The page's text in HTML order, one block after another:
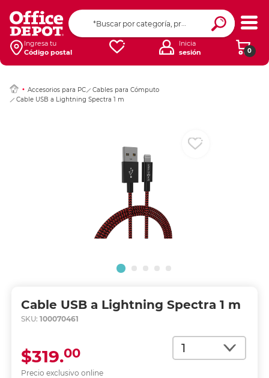
Ingresa tu
Código postal
0
Inicia
sesión
Accesorios para PC
Cables para Cómputo
Cable USB a Lightning Spectra 1 m
Cable USB a Lightning Spectra 1 m
SKU: 100070461
Cantidad
Precio exclusivo online
$319.00
Ingresar Codigo